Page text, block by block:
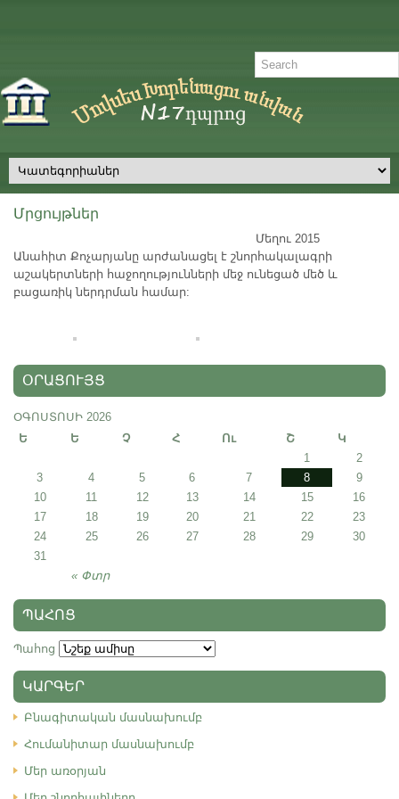
Մրցույթներ
Մեղու 2015
Անահիտ Քոչարյանը արժանացել է շնորհակալագրի
աշակերտների հաջողությունների մեջ ունեցած մեծ և
բացառիկ ներդրման համար:
ՕՐԱՑՈՒՅՑ
ՕԳՈՍՏՈՍԻ 2026
Ե
Ե Չ Հ Ու Շ Կ
« Փտր
1
2
3
4 5 6 7 8
9
10
11 12 13 14 15
16
17
18 19 20 21 22
23
24
25 26 27 28 29
30
31
ՊԱՀՈՑ
Պահոց
ԿԱՐԳԵՐ
Բնագիտական մասնախումբ
Հումանիտար մասնախումբ
Մեր առօրյան